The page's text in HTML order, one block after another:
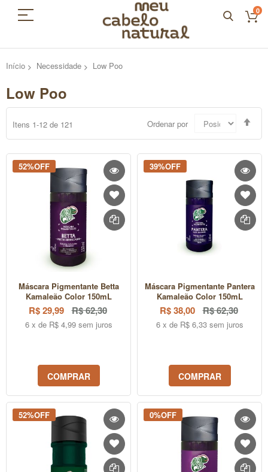
0
Início Necessidade Low Poo
Low Poo
Itens 1-12 de 121 Ordenar por
52%OFF
Máscara Pigmentante Betta
Kamaleão Color 150mL
R$ 29,99 R$ 62,30
6 x de R$ 4,99 sem juros
COMPRAR
39%OFF
Máscara Pigmentante Pantera
Kamaleão Color 150mL
R$ 38,00 R$ 62,30
6 x de R$ 6,33 sem juros
COMPRAR
52%OFF 0%OFF